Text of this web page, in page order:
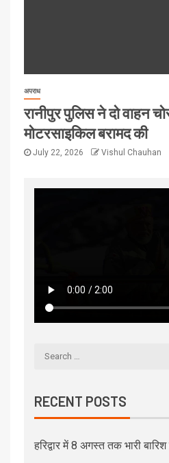
अपराध
रानीपुर पुलिस ने दो वाहन
मोटरसाइकिल बरामद की
July 22, 2026 Vishul Chauhan
RECENT POSTS
हरिद्वार में 8 अगस्त तक भारी